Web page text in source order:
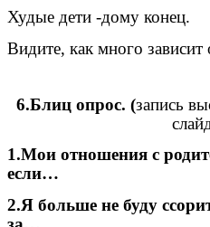
Худые дети -дому конец.
Видите, как много зависит
6.Блиц опрос. (запись
1.Мои отношения с
если…
2.Я больше не буду